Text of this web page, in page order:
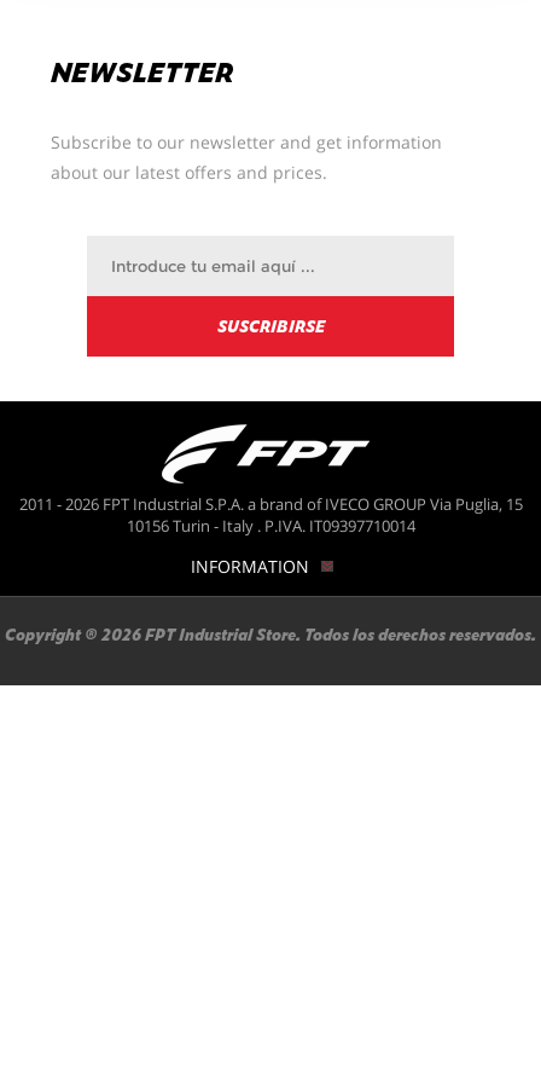
NEWSLETTER
Subscribe to our newsletter and get information
about our latest offers and prices.
2011 - 2026 FPT Industrial S.P.A. a brand of IVECO GROUP Via Puglia, 15
10156 Turin - Italy . P.IVA. IT09397710014
INFORMATION
Copyright ® 2026 FPT Industrial Store. Todos los derechos reservados.